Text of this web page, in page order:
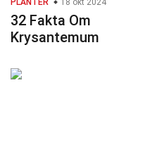
PLANTER 18 okt 2024
32 Fakta Om
Krysantemum